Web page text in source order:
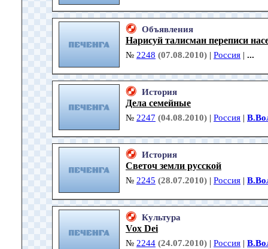
Объявления
Нарисуй талисман переписи
№ 2248 (07.08.2010) | Россия | ...
История
Дела семейные
№ 2247 (04.08.2010) | Россия |
История
Светоч земли русской
№ 2245 (28.07.2010) | Россия |
Культура
Vox Dei
№ 2244 (24.07.2010) | Россия |